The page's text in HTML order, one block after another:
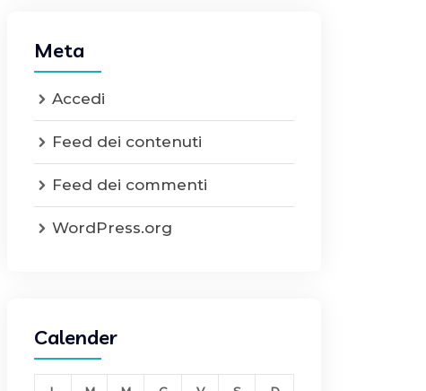
Meta
Accedi
Feed dei contenuti
Feed dei commenti
WordPress.org
Calender